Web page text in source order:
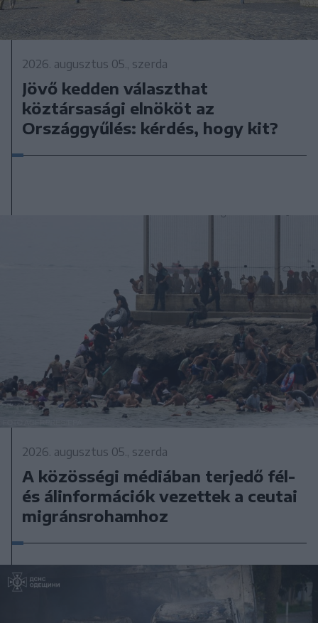
2026. augusztus 05., szerda
Jövő kedden választhat
köztársasági elnököt az
Országgyűlés: kérdés, hogy kit?
2026. augusztus 05., szerda
A közösségi médiában terjedő fél-
és álinformációk vezettek a ceutai
migránsrohamhoz